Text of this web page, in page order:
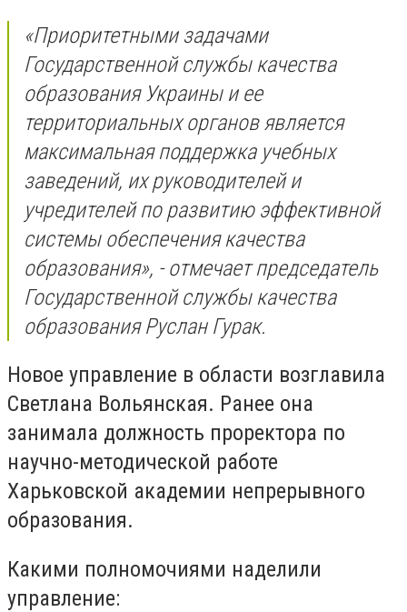
«Приоритетными задачами
Государственной службы качества
образования Украины и ее
территориальных органов является
максимальная поддержка учебных
заведений, их руководителей и
учредителей по развитию эффективной
системы обеспечения качества
образования», - отмечает председатель
Государственной службы качества
образования Руслан Гурак.
Новое управление в области возглавила
Светлана Вольянская. Ранее она
занимала должность проректора по
научно-методической работе
Харьковской академии непрерывного
образования.
Какими полномочиями наделили
управление: